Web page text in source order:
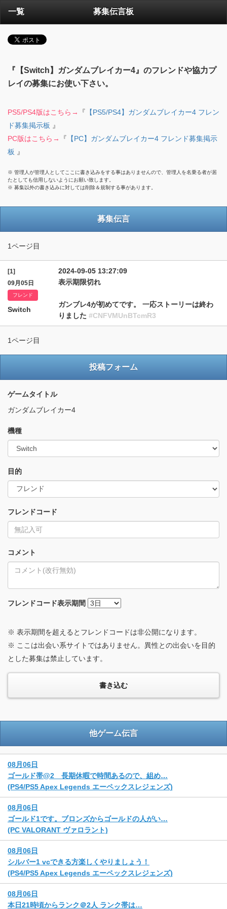
一覧 募集伝言板
『【Switch】ガンダムブレイカー4』のフレンドや協力プ
レイの募集にお使い下さい。
PS5/PS4版はこちら→ 『 【PS5/PS4】ガンダムブレイカー4 フレン
ド募集掲示板 』
PC版はこちら→
『 【PC】ガンダムブレイカー4 フレンド募集掲示
板 』
※ 管理人が管理人としてここに書き込みをする事はありませんので、管理人を名乗る者が居
たとしても信用しないようにお願い致します。
※ 募集以外の書き込みに対しては削除＆規制する事があります。
募集伝言
1ページ目
[1]
09月05日
フレンド
Switch
2024-09-05 13:27:09
表示期限切れ
ガンブレ4が初めてです。 一応ストーリーは終わ
りました #CNFVMUnBTcmR3
1ページ目
投稿フォーム
ゲームタイトル
ガンダムブレイカー4
機種
目的
フレンドコード
コメント
フレンドコード表示期間
※ 表示期間を超えるとフレンドコードは非公開になります。
※ ここは出会い系サイトではありません。異性との出会いを目的
とした募集は禁止しています。
他ゲーム伝言
08月06日
ゴールド帯@2 長期休暇で時間あるので、組め…
(PS4/PS5 Apex Legends エーペックスレジェンズ)
08月06日
ゴールド1です。ブロンズからゴールドの人がい…
(PC VALORANT ヴァロラント)
08月06日
シルバー1 vcできる方楽しくやりましょう！
(PS4/PS5 Apex Legends エーペックスレジェンズ)
08月06日
本日21時頃からランク＠2人 ランク帯は…